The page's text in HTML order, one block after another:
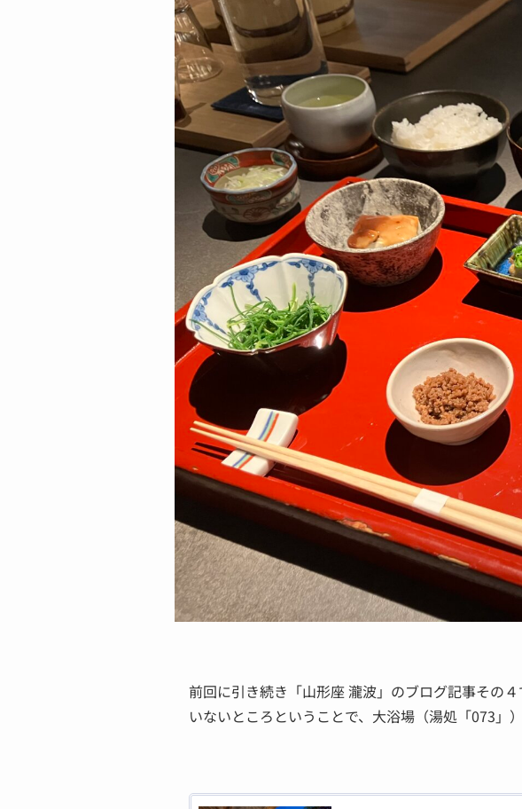
前回に引き続き「山形座 瀧波」のブログ記事その
いないところということで、大浴場（湯処「073」